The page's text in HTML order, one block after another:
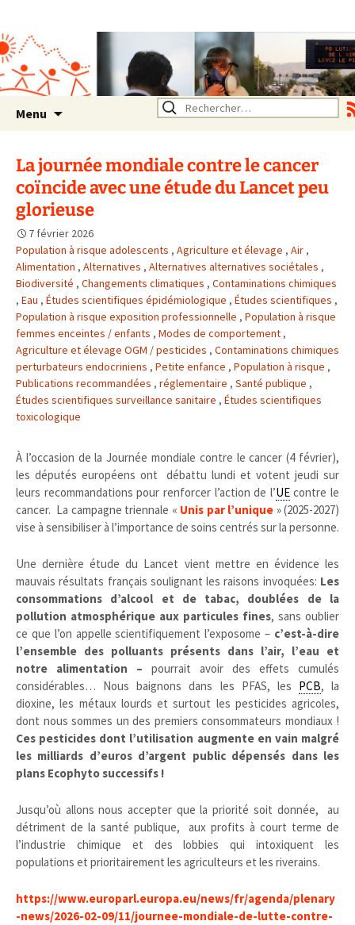
Rhône Alpes
Un environnement sain pour
la santé de tous
Menu Rechercher :
La journée mondiale contre le cancer
coïncide avec une étude du Lancet peu
glorieuse
7 février 2026
Population à risque adolescents , Agriculture et élevage , Air ,
Alimentation , Alternatives , Alternatives alternatives sociétales ,
Biodiversité , Changements climatiques , Contaminations chimiques
, Eau , Études scientifiques épidémiologique , Études scientifiques ,
Population à risque exposition professionnelle , Population à risque
femmes enceintes / enfants , Modes de comportement ,
Agriculture et élevage OGM / pesticides , Contaminations chimiques
perturbateurs endocriniens , Petite enfance , Population à risque ,
Publications recommandées , réglementaire , Santé publique ,
Études scientifiques surveillance sanitaire , Études scientifiques
toxicologique
À l’occasion de la Journée mondiale contre le cancer (4 février),
les députés européens ont débattu lundi et votent jeudi sur
leurs recommandations pour renforcer l’action de l’UEcontre le
cancer. La campagne triennale « Unis par l’unique » (2025-2027)
vise à sensibiliser à l’importance de soins centrés sur la personne.
Une dernière étude du Lancet vient mettre en évidence les
mauvais résultats français soulignant les raisons invoquées: Les
consommations d’alcool et de tabac, doublées de la
pollution atmosphérique aux particules fines, sans oublier
ce que l’on appelle scientifiquement l’exposome – c’est-à-dire
l’ensemble des polluants présents dans l’air, l’eau et
notre alimentation – pourrait avoir des effets cumulés
considérables… Nous baignons dans les PFAS, les PCB, la
dioxine, les métaux lourds et surtout les pesticides agricoles,
dont nous sommes un des premiers consommateurs mondiaux !
Ces pesticides dont l’utilisation augmente en vain malgré
les milliards d’euros d’argent public dépensés dans les
plans Ecophyto successifs !
Jusqu’où allons nous accepter que la priorité soit donnée, au
détriment de la santé publique, aux profits à court terme de
l’industrie chimique et des lobbies qui intoxiquent les
populations et prioritairement les agriculteurs et les riverains.
https://www.europarl.europa.eu/news/fr/agenda/plenary
-news/2026-02-09/11/journee-mondiale-de-lutte-contre-